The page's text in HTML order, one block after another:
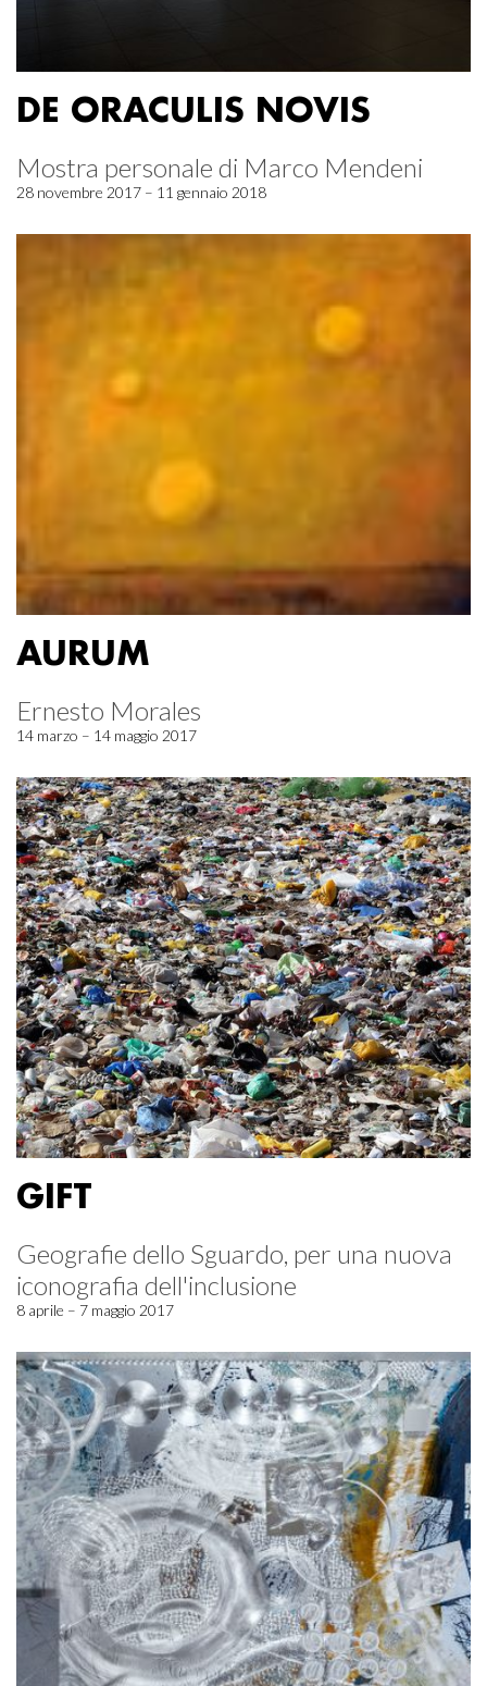
DE ORACULIS NOVIS
Mostra personale di Marco Mendeni
28 novembre 2017 – 11 gennaio 2018
AURUM
Ernesto Morales
14 marzo – 14 maggio 2017
GIFT
Geografie dello Sguardo, per una nuova
iconografia dell'inclusione
8 aprile – 7 maggio 2017